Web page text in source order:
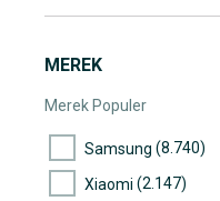
MEREK
Merek Populer
Samsung (8.740)
Xiaomi (2.147)